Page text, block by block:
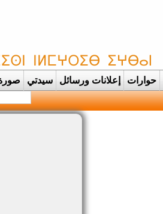
حوارات إعلانات ورسائل سيدتي